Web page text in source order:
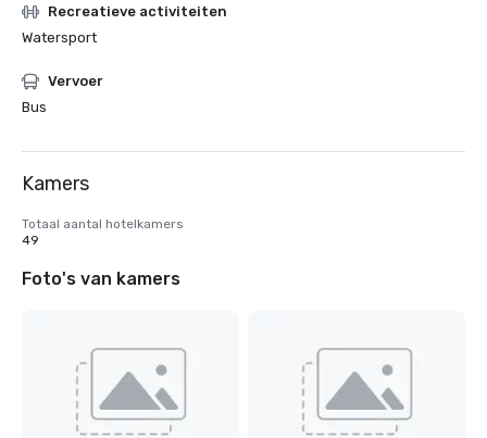
Recreatieve activiteiten
Watersport
Vervoer
Bus
Kamers
Totaal aantal hotelkamers
49
Foto's van kamers